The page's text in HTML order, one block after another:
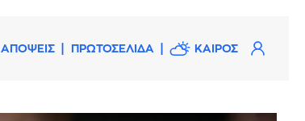
ΑΠΟΨΕΙΣ ΠΡΩΤΟΣΕΛΙΔΑ ΚΑΙΡΟΣ